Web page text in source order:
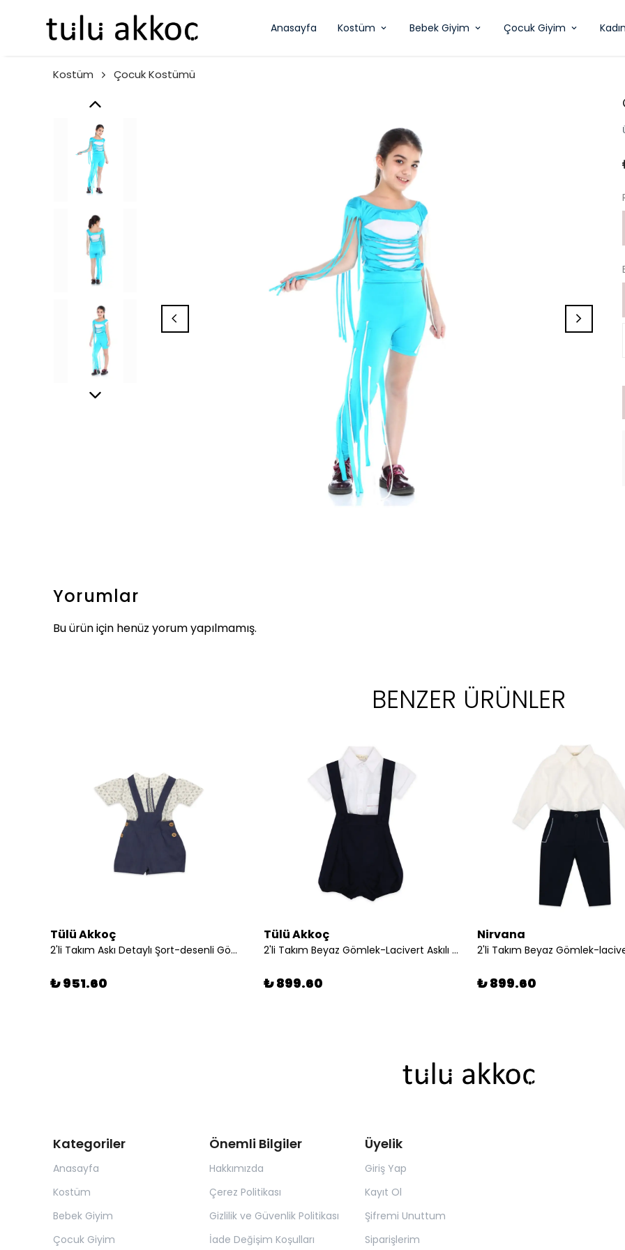
Anasayfa Kostüm Bebek Giyim Çocuk Giyim
Kostüm Çocuk Kostümü
Yorumlar
Bu ürün için henüz yorum yapılmamış.
BENZER ÜRÜNLER
Tülü Akkoç
2'li Takım Askı Detaylı Şort-desenli Gömlek
₺ 951.60
Tülü Akkoç
2'li Takım Beyaz Gömlek-Lacivert Askılı Şort
₺ 899.60
Nirvana
₺ 899.60
Kategoriler
Anasayfa
Kostüm
Bebek Giyim
Çocuk Giyim
Önemli Bilgiler
Hakkımızda
Çerez Politikası
Gizlilik ve Güvenlik Politikası
İade Değişim Koşulları
Üyelik
Giriş Yap
Kayıt Ol
Şifremi Unuttum
Siparişlerim